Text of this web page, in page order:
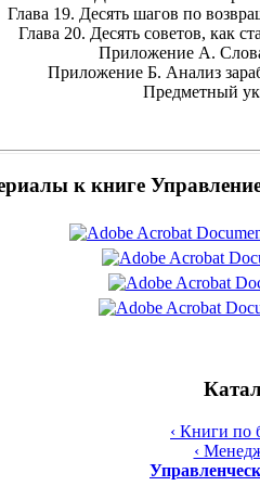
Глава 19. Десять шагов по
Глава 20. Десять советов, как
Приложение А.
Приложение Б. Анализ
Предметный
к книге
‹ Книги по
‹